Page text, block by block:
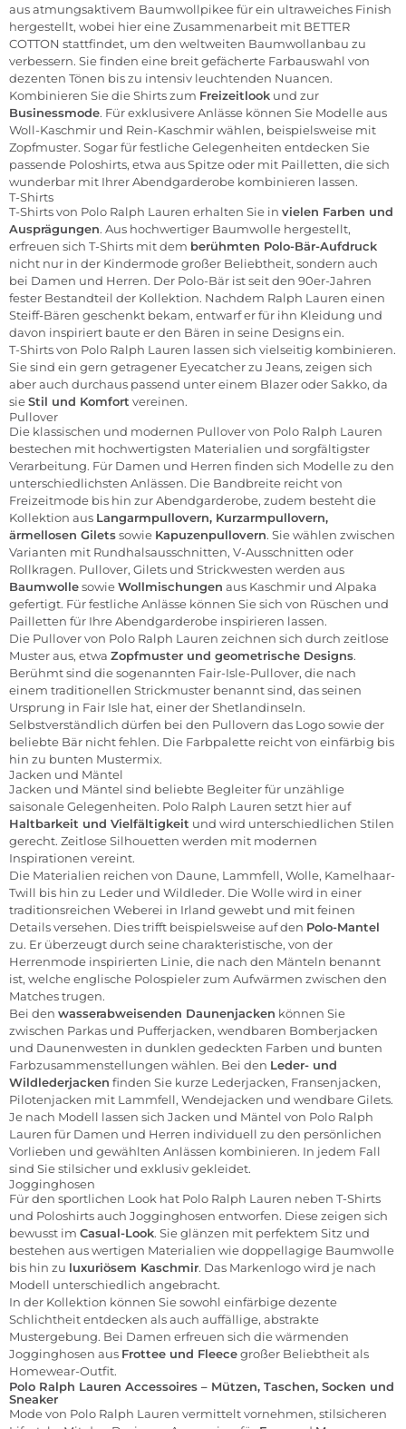
aus atmungsaktivem Baumwollpikee für ein ultraweiches Finish
hergestellt, wobei hier eine Zusammenarbeit mit BETTER
COTTON stattfindet, um den weltweiten Baumwollanbau zu
verbessern. Sie finden eine breit gefächerte Farbauswahl von
dezenten Tönen bis zu intensiv leuchtenden Nuancen.
Kombinieren Sie die Shirts zum Freizeitlook und zur
Businessmode. Für exklusivere Anlässe können Sie Modelle aus
Woll-Kaschmir und Rein-Kaschmir wählen, beispielsweise mit
Zopfmuster. Sogar für festliche Gelegenheiten entdecken Sie
passende Poloshirts, etwa aus Spitze oder mit Pailletten, die sich
wunderbar mit Ihrer Abendgarderobe kombinieren lassen.
T-Shirts
T-Shirts von Polo Ralph Lauren erhalten Sie in vielen Farben und
Ausprägungen. Aus hochwertiger Baumwolle hergestellt,
erfreuen sich T-Shirts mit dem berühmten Polo-Bär-Aufdruck
nicht nur in der Kindermode großer Beliebtheit, sondern auch
bei Damen und Herren. Der Polo-Bär ist seit den 90er-Jahren
fester Bestandteil der Kollektion. Nachdem Ralph Lauren einen
Steiff-Bären geschenkt bekam, entwarf er für ihn Kleidung und
davon inspiriert baute er den Bären in seine Designs ein.
T-Shirts von Polo Ralph Lauren lassen sich vielseitig kombinieren.
Sie sind ein gern getragener Eyecatcher zu Jeans, zeigen sich
aber auch durchaus passend unter einem Blazer oder Sakko, da
sieStil und Komfort vereinen.
Pullover
Die klassischen und modernen Pullover von Polo Ralph Lauren
bestechen mit hochwertigsten Materialien und sorgfältigster
Verarbeitung. Für Damen und Herren finden sich Modelle zu den
unterschiedlichsten Anlässen. Die Bandbreite reicht von
Freizeitmode bis hin zur Abendgarderobe, zudem besteht die
Kollektion aus Langarmpullovern, Kurzarmpullovern,
ärmellosen Giletssowie Kapuzenpullovern. Sie wählen zwischen
Varianten mit Rundhalsausschnitten, V-Ausschnitten oder
Rollkragen. Pullover, Gilets und Strickwesten werden aus
BaumwollesowieWollmischungen aus Kaschmir und Alpaka
gefertigt. Für festliche Anlässe können Sie sich von Rüschen und
Pailletten für Ihre Abendgarderobe inspirieren lassen.
Die Pullover von Polo Ralph Lauren zeichnen sich durch zeitlose
Muster aus, etwa Zopfmuster und geometrische Designs.
Berühmt sind die sogenannten Fair-Isle-Pullover, die nach
einem traditionellen Strickmuster benannt sind, das seinen
Ursprung in Fair Isle hat, einer der Shetlandinseln.
Selbstverständlich dürfen bei den Pullovern das Logo sowie der
beliebte Bär nicht fehlen. Die Farbpalette reicht von einfärbig bis
hin zu bunten Mustermix.
Jacken und Mäntel
Jacken und Mäntel sind beliebte Begleiter für unzählige
saisonale Gelegenheiten. Polo Ralph Lauren setzt hier auf
Haltbarkeit und Vielfältigkeit und wird unterschiedlichen Stilen
gerecht. Zeitlose Silhouetten werden mit modernen
Inspirationen vereint.
Die Materialien reichen von Daune, Lammfell, Wolle, Kamelhaar-
Twill bis hin zu Leder und Wildleder. Die Wolle wird in einer
traditionsreichen Weberei in Irland gewebt und mit feinen
Details versehen. Dies trifft beispielsweise auf den Polo-Mantel
zu. Er überzeugt durch seine charakteristische, von der
Herrenmode inspirierten Linie, die nach den Mänteln benannt
ist, welche englische Polospieler zum Aufwärmen zwischen den
Matches trugen.
Bei den wasserabweisenden Daunenjacken können Sie
zwischen Parkas und Pufferjacken, wendbaren Bomberjacken
und Daunenwesten in dunklen gedeckten Farben und bunten
Farbzusammenstellungen wählen. Bei den Leder- und
Wildlederjacken finden Sie kurze Lederjacken, Fransenjacken,
Pilotenjacken mit Lammfell, Wendejacken und wendbare Gilets.
Je nach Modell lassen sich Jacken und Mäntel von Polo Ralph
Lauren für Damen und Herren individuell zu den persönlichen
Vorlieben und gewählten Anlässen kombinieren. In jedem Fall
sind Sie stilsicher und exklusiv gekleidet.
Jogginghosen
Für den sportlichen Look hat Polo Ralph Lauren neben T-Shirts
und Poloshirts auch Jogginghosen entworfen. Diese zeigen sich
bewusst im Casual-Look. Sie glänzen mit perfektem Sitz und
bestehen aus wertigen Materialien wie doppellagige Baumwolle
bis hin zu luxuriösem Kaschmir. Das Markenlogo wird je nach
Modell unterschiedlich angebracht.
In der Kollektion können Sie sowohl einfärbige dezente
Schlichtheit entdecken als auch auffällige, abstrakte
Mustergebung. Bei Damen erfreuen sich die wärmenden
Jogginghosen aus Frottee und Fleecegroßer Beliebtheit als
Homewear-Outfit.
Polo Ralph Lauren Accessoires – Mützen, Taschen, Socken und
Sneaker
Mode von Polo Ralph Lauren vermittelt vornehmen, stilsicheren